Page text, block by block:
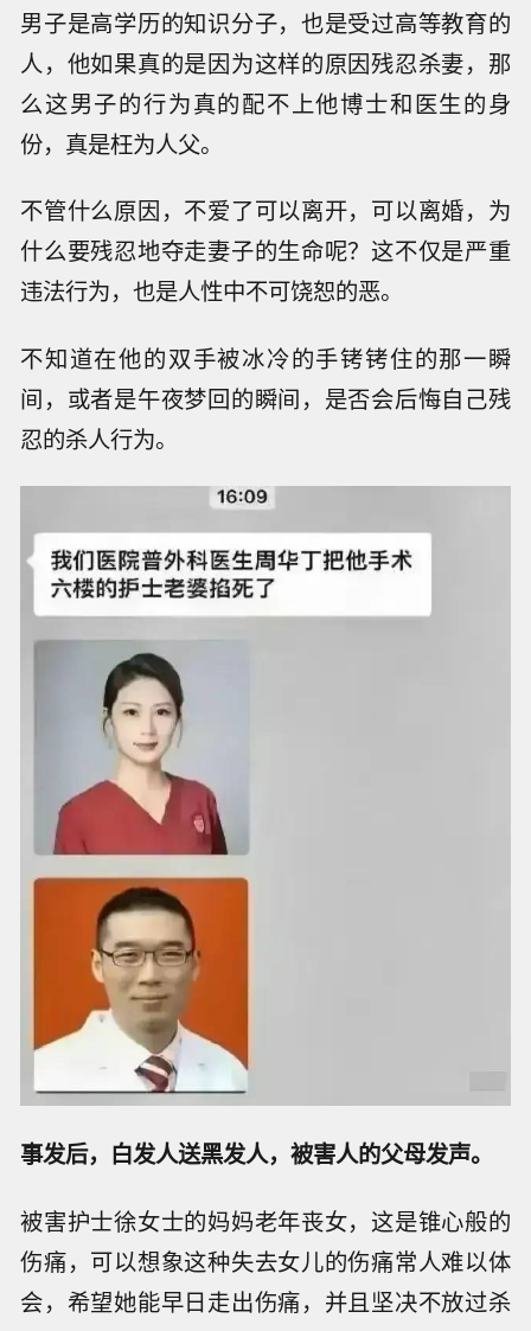
男子是高学历的知识分子，也是受过高等教育的
人，他如果真的是因为这样的原因残忍杀妻，那
么这男子的行为真的配不上他博士和医生的身
份，真是枉为人父。
不管什么原因，不爱了可以离开，可以离婚，为
什么要残忍地夺走妻子的生命呢？这不仅是严重
违法行为，也是人性中不可饶恕的恶。
不知道在他的双手被冰冷的手铐铐住的那一瞬
间，或者是午夜梦回的瞬间，是否会后悔自己残
忍的杀人行为。
事发后，白发人送黑发人，被害人的父母发声。
被害护士徐女士的妈妈老年丧女，这是锥心般的
伤痛，可以想象这种失去女儿的伤痛常人难以体
会，希望她能早日走出伤痛，并且坚决不放过杀